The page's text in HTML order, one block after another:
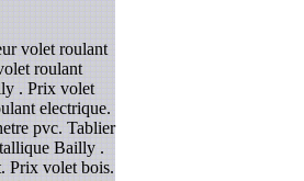
volet roulant
roulant
. Prix volet
electrique.
pvc. Tablier
Bailly .
Prix volet bois.